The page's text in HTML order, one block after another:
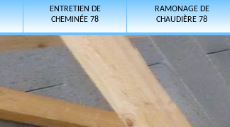
ENTRETIEN DE
CHEMINÉE 78
RAMONAGE DE
CHAUDIÈRE 78